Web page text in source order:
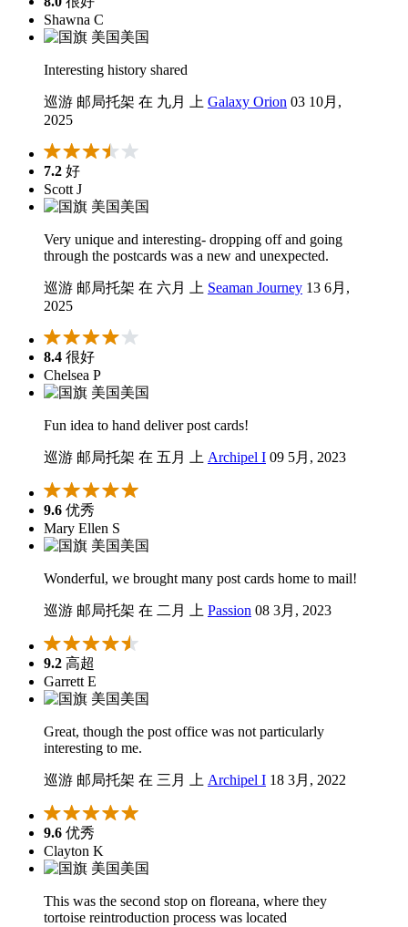
Shawna C
美国
Interesting history shared
巡游 邮局托架 在 九月 上 Galaxy Orion 03 10月,
2025
7.2 好
Scott J
美国
Very unique and interesting- dropping off and going
through the postcards was a new and unexpected.
巡游 邮局托架 在 六月 上 Seaman Journey 13 6月,
2025
8.4 很好
Chelsea P
美国
Fun idea to hand deliver post cards!
巡游 邮局托架 在 五月 上 Archipel I 09 5月, 2023
9.6 优秀
Mary Ellen S
美国
Wonderful, we brought many post cards home to mail!
巡游 邮局托架 在 二月 上 Passion 08 3月, 2023
9.2 高超
Garrett E
美国
Great, though the post office was not particularly
interesting to me.
巡游 邮局托架 在 三月 上 Archipel I 18 3月, 2022
9.6 优秀
Clayton K
美国
This was the second stop on floreana, where they
tortoise reintroduction process was located